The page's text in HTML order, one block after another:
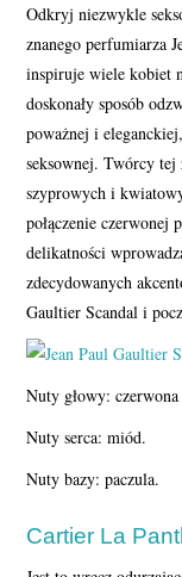
Odkryj niezwykle
znanego perfumiarza
inspiruje wiele kobiet
doskonały sposób
poważnej i
seksownej. Twórcy tej
szyprowych i
połączenie czerwonej
delikatności
zdecydowanych
Gaultier Scandal i
Nuty głowy:
Nuty serca: miód.
Nuty bazy: paczula.
Cartier La